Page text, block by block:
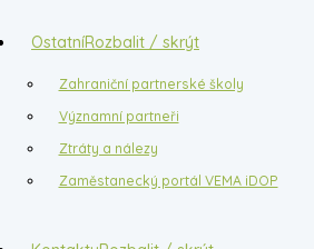
OstatníRozbalit / skrýt
Zahraniční partnerské školy
Významní partneři
Ztráty a nálezy
Zaměstanecký portál VEMA iDOP